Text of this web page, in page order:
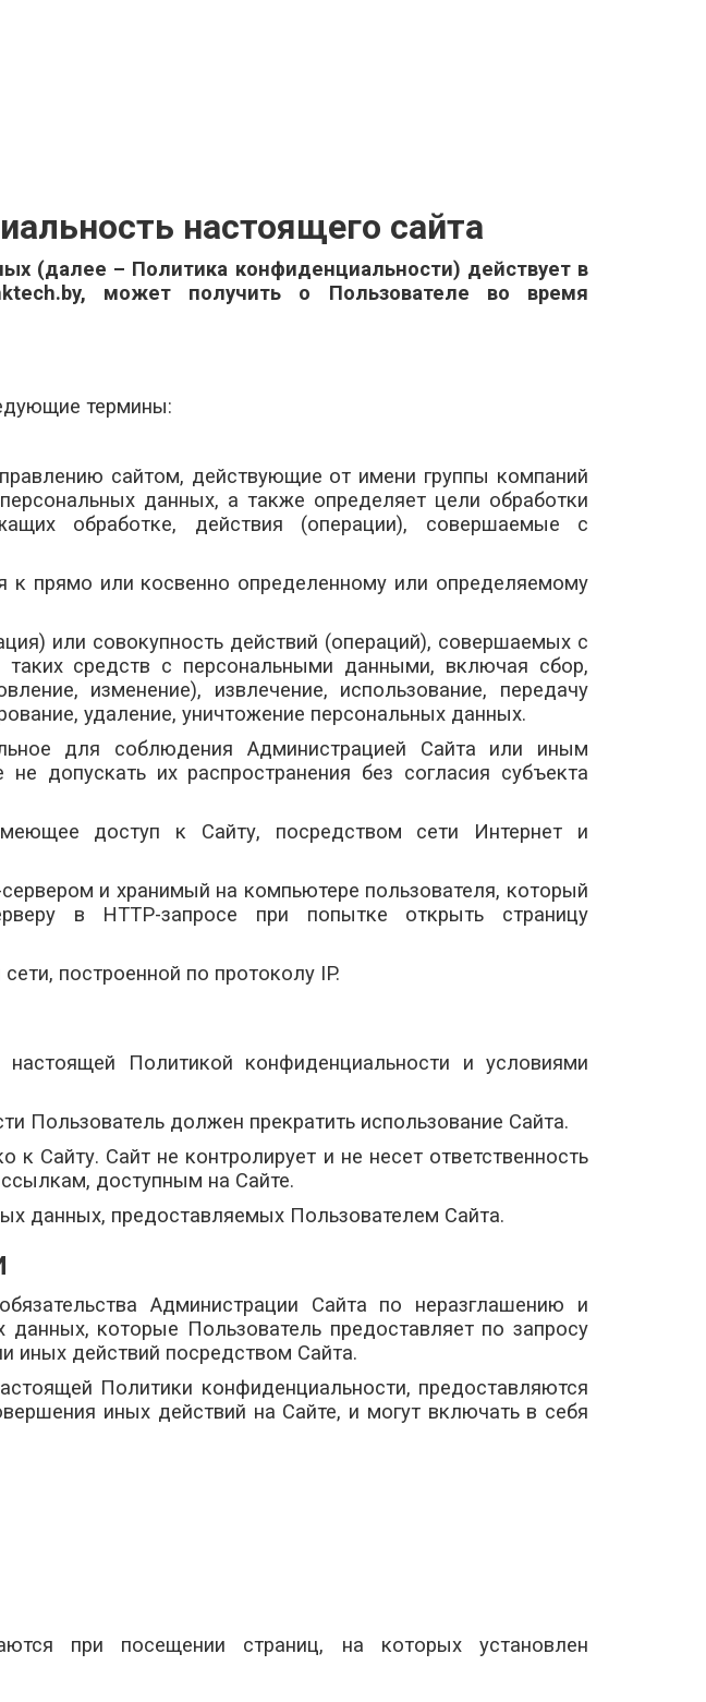
настоящего сайта
(далее – Политика конфиденциальности) действует в
может получить о Пользователе во время
термины:
сайтом, действующие от имени группы компаний
данных, а также определяет цели обработки
обработке, действия (операции), совершаемые с
прямо или косвенно определенному или определяемому
или совокупность действий (операций), совершаемых с
таких средств с персональными данными, включая сбор,
изменение), извлечение, использование, передачу
удаление, уничтожение персональных данных.
для соблюдения Администрацией Сайта или иным
допускать их распространения без согласия субъекта
доступ к Сайту, посредством сети Интернет и
и хранимый на компьютере пользователя, который
в HTTP-запросе при попытке открыть страницу
построенной по протоколу IP.
Политикой конфиденциальности и условиями
Пользователь должен прекратить использование Сайта.
Сайту. Сайт не контролирует и не несет ответственность
доступным на Сайте.
данных, предоставляемых Пользователем Сайта.
Администрации Сайта по неразглашению и
которые Пользователь предоставляет по запросу
иных действий посредством Сайта.
Политики конфиденциальности, предоставляются
иных действий на Сайте, и могут включать в себя
при посещении страниц, на которых установлен